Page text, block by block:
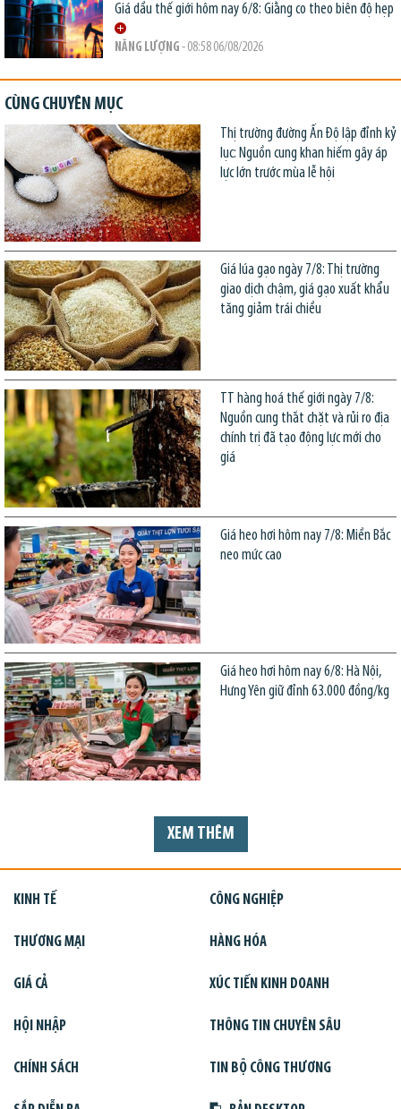
Giá dầu thế giới hôm nay 6/8: Giằng co theo biên độ hẹp
NĂNG LƯỢNG - 08:58 06/08/2026
CÙNG CHUYÊN MỤC
Thị trường đường Ấn Độ lập đỉnh kỷ
lục: Nguồn cung khan hiếm gây áp
lực lớn trước mùa lễ hội
Giá lúa gạo ngày 7/8: Thị trường
giao dịch chậm, giá gạo xuất khẩu
tăng giảm trái chiều
TT hàng hoá thế giới ngày 7/8:
Nguồn cung thắt chặt và rủi ro địa
chính trị đã tạo động lực mới cho
giá
Giá heo hơi hôm nay 7/8: Miền Bắc
neo mức cao
Giá heo hơi hôm nay 6/8: Hà Nội,
Hưng Yên giữ đỉnh 63.000 đồng/kg
XEM THÊM
KINH TẾ CÔNG NGHIỆP
THƯƠNG MẠI HÀNG HÓA
GIÁ CẢ XÚC TIẾN KINH DOANH
HỘI NHẬP THÔNG TIN CHUYÊN SÂU
CHÍNH SÁCH TIN BỘ CÔNG THƯƠNG